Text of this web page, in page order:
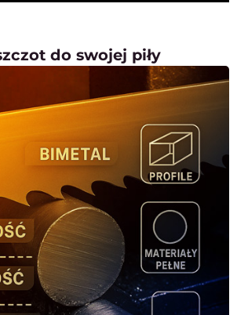
do swojej piły